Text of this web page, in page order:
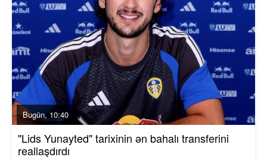
Bugün, 10:40
"Lids Yunayted" tarixinin ən bahalı transferini
reallaşdırdı